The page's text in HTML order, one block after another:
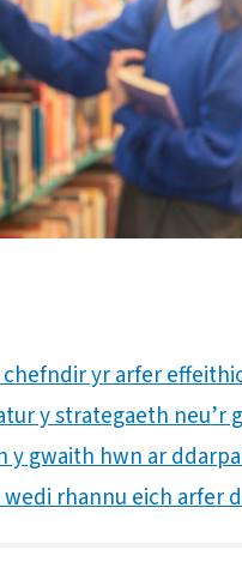
yr arfer
y strategaeth neu’r
y gwaith hwn ar
rhannu eich arfer